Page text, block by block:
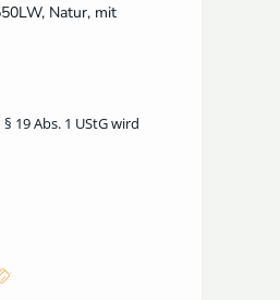
Natur, mit
19 Abs. 1 UStG wird